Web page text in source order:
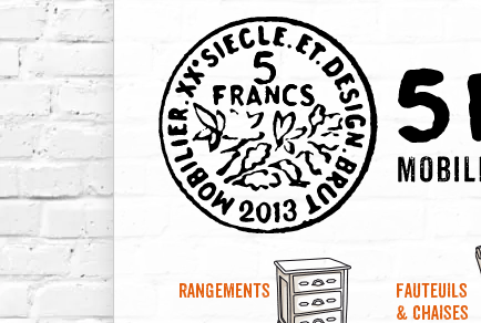
Rangements
Fauteuils
& chaises